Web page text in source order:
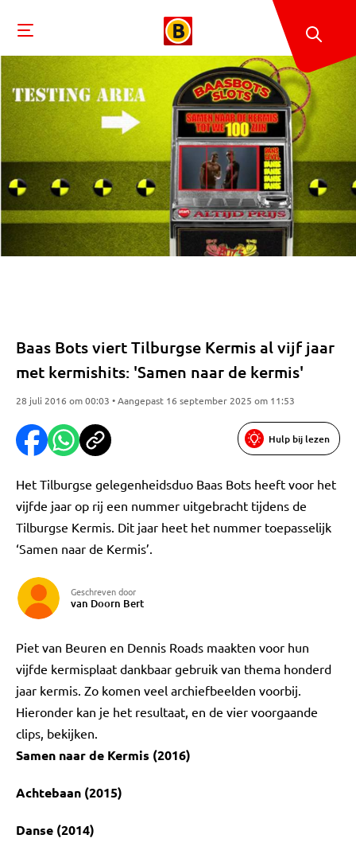
Baas Bots viert Tilburgse Kermis al vijf jaar
met kermishits: 'Samen naar de kermis'
28 juli 2016 om 00:03 • Aangepast 16 september 2025 om 11:53
Hulp bij lezen
Het Tilburgse gelegenheidsduo Baas Bots heeft voor het
vijfde jaar op rij een nummer uitgebracht tijdens de
Tilburgse Kermis. Dit jaar heet het nummer toepasselijk
‘Samen naar de Kermis’.
Geschreven door
van Doorn Bert
Piet van Beuren en Dennis Roads maakten voor hun
vijfde kermisplaat dankbaar gebruik van thema honderd
jaar kermis. Zo komen veel archiefbeelden voorbij.
Hieronder kan je het resultaat, en de vier voorgaande
clips, bekijken.
Samen naar de Kermis (2016)
Achtebaan (2015)
Danse (2014)